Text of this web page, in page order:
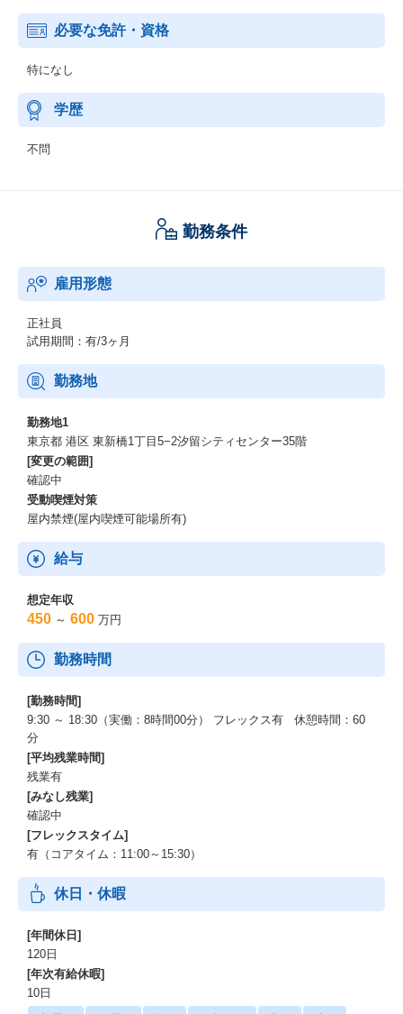
必要な免許・資格
特になし
学歴
不問
勤務条件
雇用形態
正社員
試用期間：有/3ヶ月
勤務地
勤務地1
東京都 港区 東新橋1丁目5−2汐留シティセンター35階
[変更の範囲]
確認中
受動喫煙対策
屋内禁煙(屋内喫煙可能場所有)
給与
想定年収
450 ～ 600 万円
勤務時間
[勤務時間]
9:30 ～ 18:30（実働：8時間00分） フレックス有 休憩時間：60
分
[平均残業時間]
残業有
[みなし残業]
確認中
[フレックスタイム]
有（コアタイム：11:00～15:30）
休日・休暇
[年間休日]
120日
[年次有給休暇]
10日